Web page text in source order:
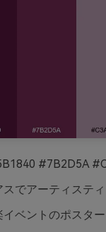
#7B2D5A
スでアーティステ
イベントのポスター